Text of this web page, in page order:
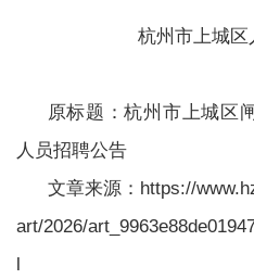
杭州市上城
原标题：杭州市上城区
人员招聘公告
文章来源：https://
art/2026/
l